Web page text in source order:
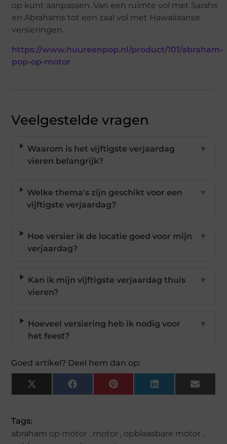
op kunt aanpassen. Van een ruimte vol met Sarahs
en Abrahams tot een zaal vol met Hawaiiaanse
versieringen.
https://www.huureenpop.nl/product/101/abraham-
pop-op-motor
Veelgestelde vragen
Waarom is het vijftigste verjaardag
vieren belangrijk?
▼
Welke thema's zijn geschikt voor een
vijftigste verjaardag?
▼
Hoe versier ik de locatie goed voor mijn
verjaardag?
▼
Kan ik mijn vijftigste verjaardag thuis
vieren?
▼
Hoeveel versiering heb ik nodig voor
het feest?
▼
Goed artikel? Deel hem dan op:
X
(Twitter)
FacebookPinterestLinkedIn Email
Tags:
abraham op motor , motor , opblaasbare motor ,